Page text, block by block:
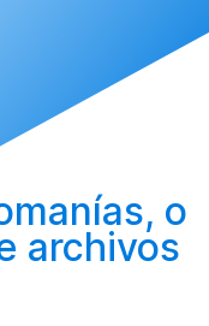
o
archivos